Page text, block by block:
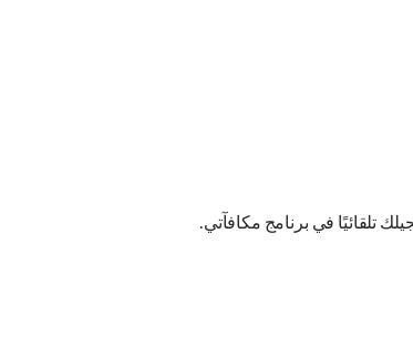
تلقائيًا في برنامج مكافآتي.